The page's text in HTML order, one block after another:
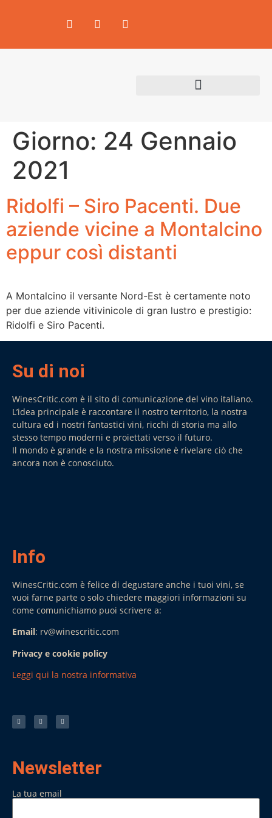
Giorno: 24 Gennaio
2021
Ridolfi – Siro Pacenti. Due
aziende vicine a Montalcino
eppur così distanti
A Montalcino il versante Nord-Est è certamente noto
per due aziende vitivinicole di gran lustro e prestigio:
Ridolfi e Siro Pacenti.
Su di noi
WinesCritic.com è il sito di comunicazione del vino italiano.
L’idea principale è raccontare il nostro territorio, la nostra
cultura ed i nostri fantastici vini, ricchi di storia ma allo
stesso tempo moderni e proiettati verso il futuro.
Il mondo è grande e la nostra missione è rivelare ciò che
ancora non è conosciuto.
Info
WinesCritic.com è felice di degustare anche i tuoi vini, se
vuoi farne parte o solo chiedere maggiori informazioni su
come comunichiamo puoi scrivere a:
Email: rv@winescritic.com
Privacy e cookie policy
Leggi qui la nostra informativa
Newsletter
La tua email